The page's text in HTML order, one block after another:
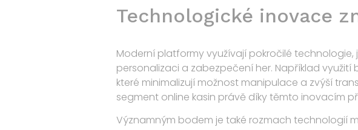
Technologické inovace
Moderní platformy využívají pokročilé
personalizaci a zabezpečení her. Například
které minimalizují možnost manipulace a zvýší
segment online kasin právě díky těmto inovacím
Významným bodem je také rozmach technologií